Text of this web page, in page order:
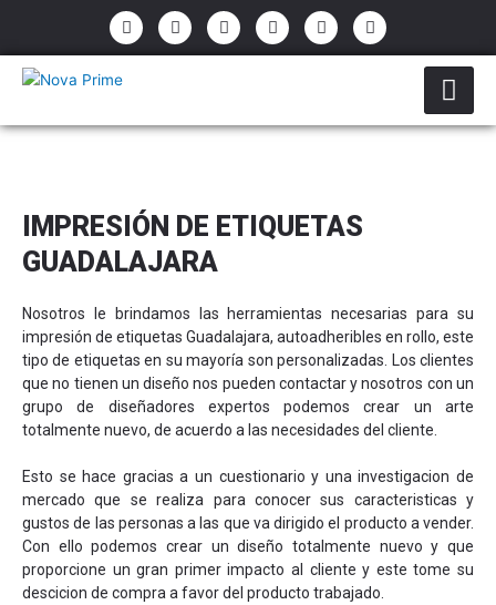
contenido
P
h
o
l
E
n
v
e
F
a
c
k
I
n
s
a
Y
o
u
W
h
a
p
IMPRESIÓN DE ETIQUETAS
GUADALAJARA
Nosotros le brindamos las herramientas necesarias para su
impresión de etiquetas Guadalajara, autoadheribles en rollo, este
tipo de etiquetas en su mayoría son personalizadas. Los clientes
que no tienen un diseño nos pueden contactar y nosotros con un
grupo de diseñadores expertos podemos crear un arte
totalmente nuevo, de acuerdo a las necesidades del cliente.
Esto se hace gracias a un cuestionario y una investigacion de
mercado que se realiza para conocer sus caracteristicas y
gustos de las personas a las que va dirigido el producto a vender.
Con ello podemos crear un diseño totalmente nuevo y que
proporcione un gran primer impacto al cliente y este tome su
descicion de compra a favor del producto trabajado.